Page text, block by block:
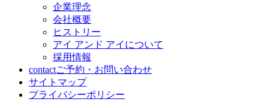
企業理念
会社概要
ヒストリー
アイ アンド アイについて
採用情報
contactご予約・お問い合わせ
サイトマップ
プライバシーポリシー